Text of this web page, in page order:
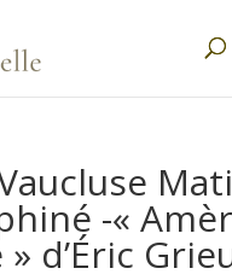
-«
d’Éric